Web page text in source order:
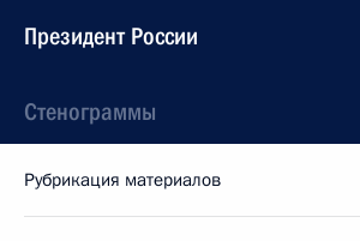
Президент России
Стенограммы
Рубрикация материалов